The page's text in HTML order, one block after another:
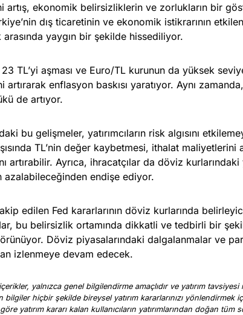
artış, ekonomik belirsizliklerin ve zorlukların bir
dış ticaretinin ve ekonomik istikrarının
arasında yaygın bir şekilde hissediliyor.
TL’yi aşması ve Euro/TL kurunun da yüksek
artırarak enflasyon baskısı yaratıyor. Aynı
de artıyor.
bu gelişmeler, yatırımcıların risk algısını
TL’nin değer kaybetmesi, ithalat maliyetlerini
artırabilir. Ayrıca, ihracatçılar da döviz
azalabileceğinden endişe ediyor.
edilen Fed kararlarının döviz kurlarında
bu belirsizlik ortamında dikkatli ve tedbirli bir
Döviz piyasalarındaki dalgalanmalar ve
izlenmeye devam edecek.
yalnızca genel bilgilendirme amaçlıdır ve yatırım
bilgiler hiçbir şekilde bireysel yatırım kararlarınızı yönlendirmek
yatırım kararı kalan kullanıcıların yatırımlarından doğan tüm